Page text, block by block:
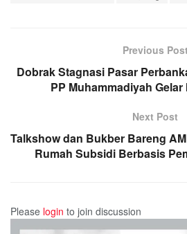
Previous Post
Dobrak Stagnasi Pasar
PP Muhammadiyah
Next Post
Talkshow dan Bukber Bareng
Rumah Subsidi Berbasis
Please login to join discussion